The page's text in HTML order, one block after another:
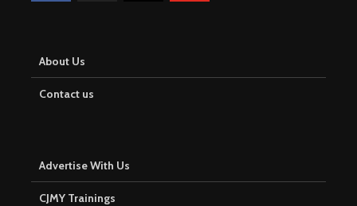
About Us
Contact us
Advertise With Us
CJMY Trainings